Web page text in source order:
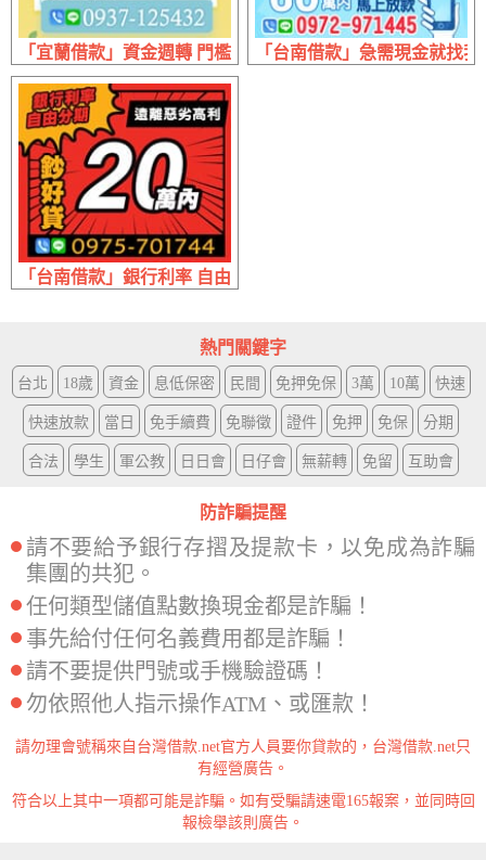
「宜蘭借款」資金週轉 門檻最低放款乾脆 | 1~50萬 息低保密
「台南借款」急需現金就找
「台南借款」銀行利率 自由分期 | 20萬內 遠離惡劣高利
熱門關鍵字
台北 18歲 資金 息低保密 民間 免押免保 3萬 10萬 快速
快速放款 當日 免手續費 免聯徵 證件 免押 免保 分期
合法 學生 軍公教 日日會 日仔會 無薪轉 免留 互助會
防詐騙提醒
請不要給予銀行存摺及提款卡，以免成為詐騙
集團的共犯。
任何類型儲值點數換現金都是詐騙！
事先給付任何名義費用都是詐騙！
請不要提供門號或手機驗證碼！
勿依照他人指示操作ATM、或匯款！
請勿理會號稱來自台灣借款.net官方人員要你貸款的，台灣借款.net只
有經營廣告。
符合以上其中一項都可能是詐騙。如有受騙請速電165報案，並同時回
報檢舉該則廣告。